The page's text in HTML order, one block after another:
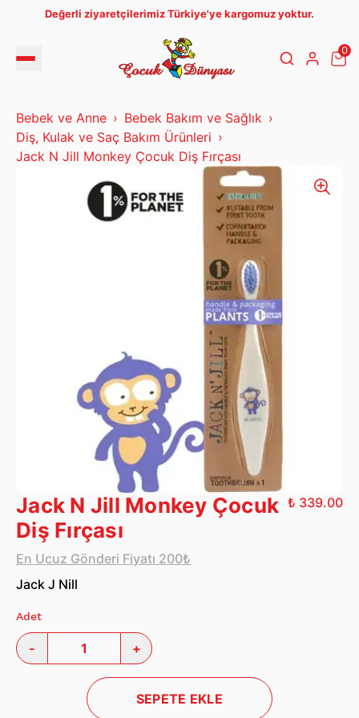
Değerli ziyaretçilerimiz Türkiye'ye kargomuz yoktur.
0
Bebek ve Anne
Bebek Bakım ve Sağlık
Diş, Kulak ve Saç Bakım Ürünleri
Jack N Jill Monkey Çocuk Diş Fırçası
Jack N Jill Monkey Çocuk
Diş Fırçası
En Ucuz Gönderi Fiyatı 200₺
₺ 339.00
Jack J Nill
Adet
- +
SEPETE EKLE